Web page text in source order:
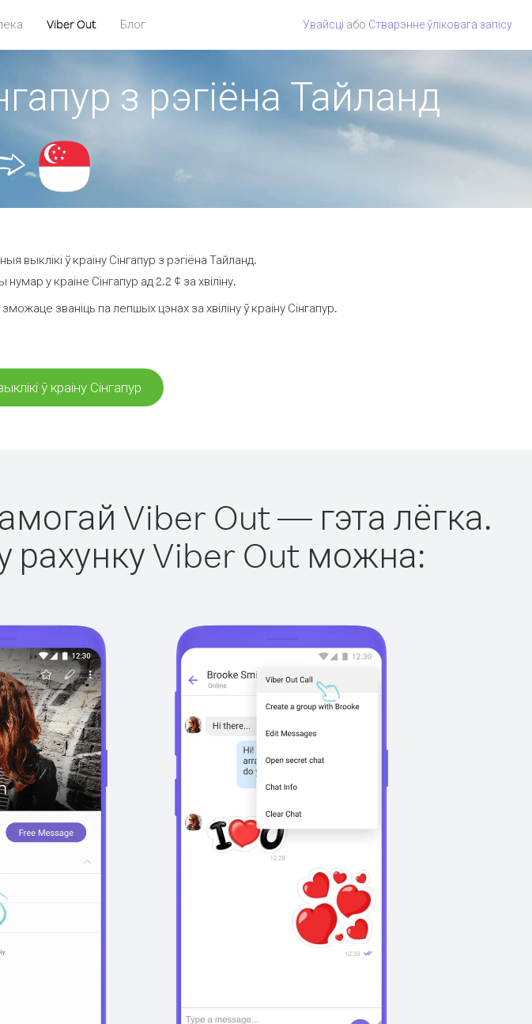
Viber Out Блог Увайсці або Стварэнне ўліковага запісу
з рэгіёна Тайланд
ў краіну Сінгапур з рэгіёна Тайланд.
у краіне Сінгапур ад 2.2 ¢ за хвіліну.
званіць па лепшых цэнах за хвіліну ў краіну Сінгапур.
ў краіну Сінгапур
Viber Out — гэта лёгка.
рахунку Viber Out можна: